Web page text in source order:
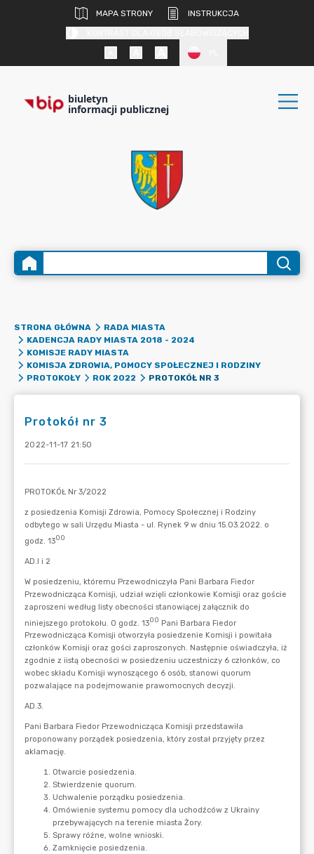
MAPA STRONY
INSTRUKCJA
biuletyn
informacji publicznej
STRONA GŁÓWNA
RADA MIASTA
KADENCJA RADY MIASTA 2018 - 2024
KOMISJE RADY MIASTA
KOMISJA ZDROWIA, POMOCY SPOŁECZNEJ I RODZINY
PROTOKOŁY
ROK 2022 PROTOKÓŁ NR 3
Protokół nr 3
2022-11-17 21:50